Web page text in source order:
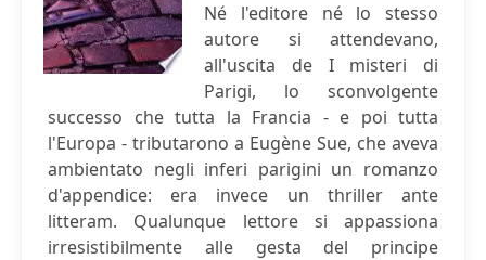
Né l'editore né lo stesso
autore si attendevano,
all'uscita de I misteri di
Parigi, lo sconvolgente
successo che tutta la Francia - e poi tutta
l'Europa - tributarono a Eugène Sue, che aveva
ambientato negli inferi parigini un romanzo
d'appendice: era invece un thriller ante
litteram. Qualunque lettore si appassiona
irresistibilmente alle gesta del principe